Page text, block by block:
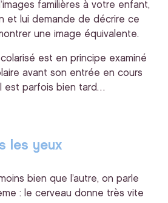
familières à votre enfant,
et lui demande de décrire ce
une image équivalente.
est en principe examiné
avant son entrée en cours
est parfois bien tard…
les yeux
bien que l’autre, on parle
: le cerveau donne très vite